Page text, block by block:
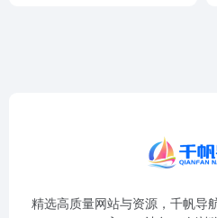
精选高质量网站与资源，千帆导